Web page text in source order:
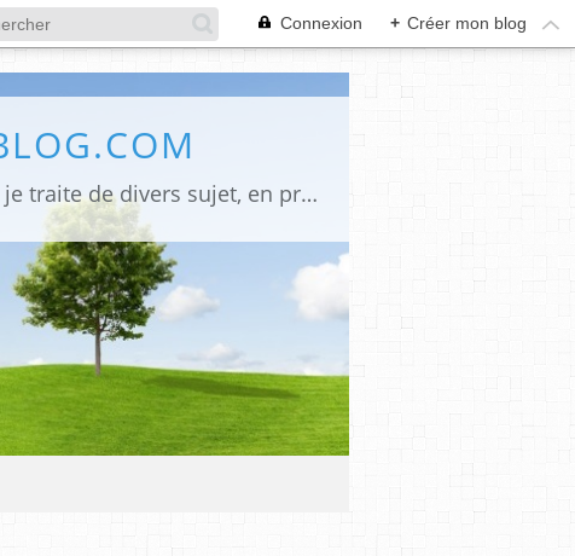
Connexion + Créer mon blog
Bienvenue sur mon site Une innovation pour mes anciens lecteurs, désormais je traite de divers sujet, en premier La religion judéo chrétienne signé" Monique Emounah", pour ceux qui ne peuvent se déplacer à l'églises quelques soit la raison, et le lieu de leurs résidences ils peuvent suivre les offices du jour, la politique (LR) et les infos, la poésie et les arts en général. Mes écrits, signé (Alumacom) également mes promos de mes dernières parutions et quelquefois un rappel pour mes anciens écrits. Merci de votre attention,